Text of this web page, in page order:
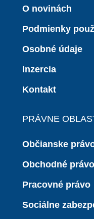
O novinách
Podmienky
Osobné údaje
Inzercia
Kontakt
PRÁVNE
Občianske
Obchodné právo
Pracovné právo
Sociálne